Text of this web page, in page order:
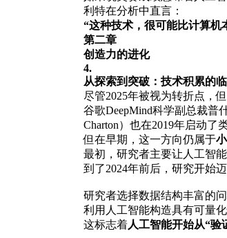
利特在分析中直言：
“这种技术，很可能比计算机
第二章
创造力的进化
4.
从探索到突破：技术积累的
尽管2025年被视为转折点，
谷歌DeepMind科学副总裁普
Charton）也在2019年启动了
但在早期，这一方向仍属于
最初，研究者主要让人工智
到了2024年前后，研究开始
研究者选择数据结构丰富的
利用人工智能构造具有可量
这标志着人工智能开始从“验